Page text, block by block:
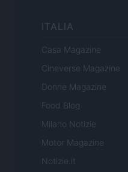
ITALIA
Casa Magazine
Cineverse Magazine
Donne Magazine
Food Blog
Milano Notizie
Motor Magazine
Notizie.it